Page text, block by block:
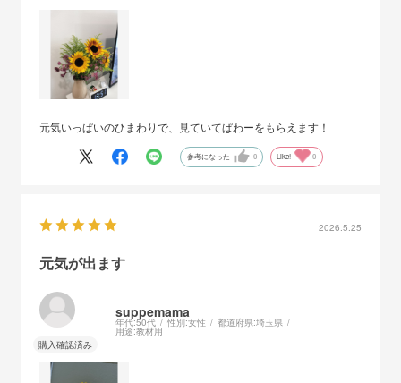
元気いっぱいのひまわりで、見ていてぱわーをもらえます！
参考になった 0 Like! 0
2026.5.25
元気が出ます
suppemama
年代:50代 性別:女性 都道府県:埼玉県
用途:教材用